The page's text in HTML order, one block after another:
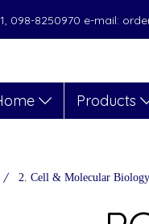
098-8250970 e-mail:
Products
2. Cell & Molecular Biology